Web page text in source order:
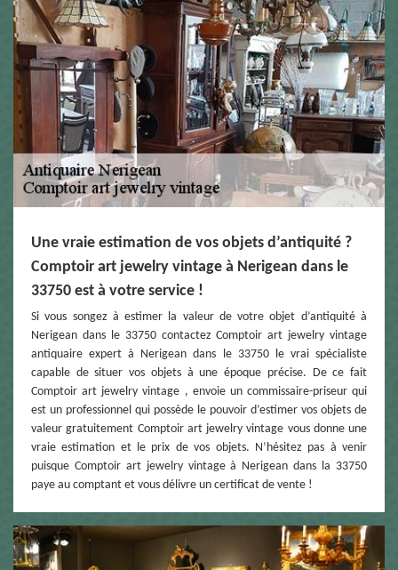
Une vraie estimation de vos objets d’antiquité ?
Comptoir art jewelry vintage à Nerigean dans le
33750 est à votre service !
Si vous songez à estimer la valeur de votre objet d’antiquité à
Nerigean dans le 33750 contactez Comptoir art jewelry vintage
antiquaire expert à Nerigean dans le 33750 le vrai spécialiste
capable de situer vos objets à une époque précise. De ce fait
Comptoir art jewelry vintage , envoie un commissaire-priseur qui
est un professionnel qui possède le pouvoir d’estimer vos objets de
valeur gratuitement Comptoir art jewelry vintage vous donne une
vraie estimation et le prix de vos objets. N’hésitez pas à venir
puisque Comptoir art jewelry vintage à Nerigean dans la 33750
paye au comptant et vous délivre un certificat de vente !